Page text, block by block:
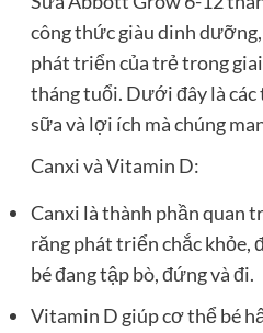
công thức giàu dinh
phát triển của trẻ trong
tháng tuổi. Dưới đây là các
sữa và lợi ích mà chúng
Canxi và Vitamin D:
Canxi là thành phần quan
răng phát triển chắc khỏe,
bé đang tập bò, đứng và đi.
Vitamin D giúp cơ thể bé